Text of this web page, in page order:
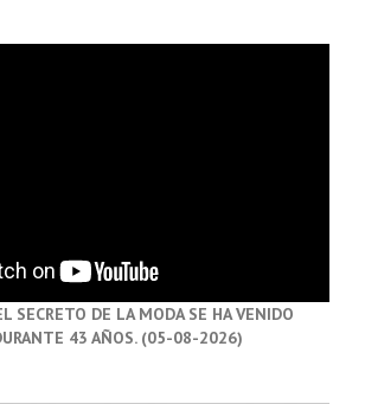
SECRETO DE LA MODA SE HA VENIDO
43 AÑOS. (05-08-2026)